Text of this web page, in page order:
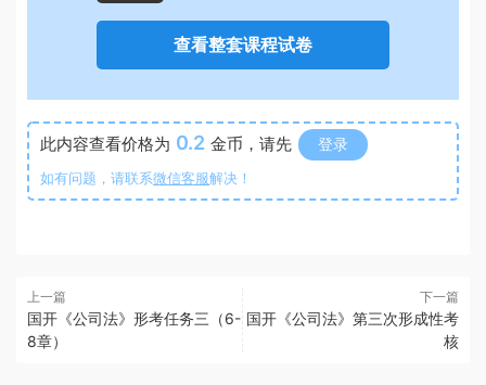
查看整套课程试卷
此内容查看价格为 0.2 金币，请先 登录
如有问题，请联系微信客服解决！
上一篇
国开《公司法》形考任务三（6-
8章）
下一篇
国开《公司法》第三次形成性考
核